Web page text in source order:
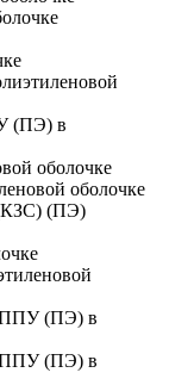
(ПЭ) в
оболочке
оболочке
(КЗС) (ПЭ)
ППУ (ПЭ) в
ППУ (ПЭ) в